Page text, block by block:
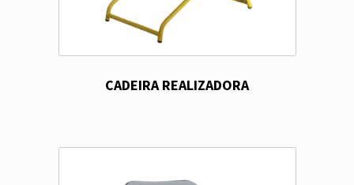
CADEIRA REALIZADORA